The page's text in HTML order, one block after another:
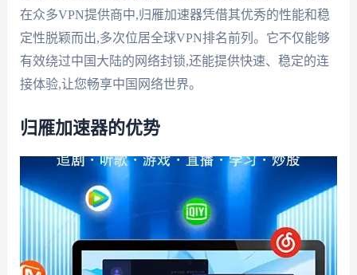
在众多VPN提供商中,归雁加速器凭借其优秀的性能和稳
定性脱颖而出,多次位居全球VPN排名前列。它不仅能够
有效绕过中国大陆的网络封锁,还能提供快速、稳定的连
接体验,让您畅享中国网络世界。
归雁加速器的优势